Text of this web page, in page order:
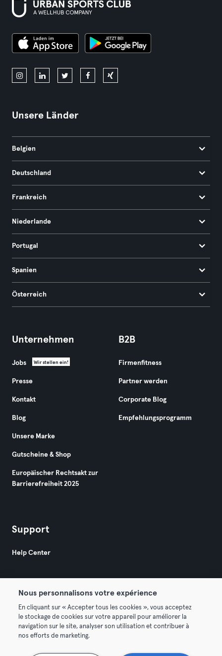
Unsere Länder
Belgien
Deutschland
Frankreich
Niederlande
Portugal
Spanien
Österreich
Unternehmen
Jobs Wir stellen ein!
Presse
Kontakt
Blog
Unsere Marke
Gutscheine & Shop
Europäischer Rechtsakt zur
Barrierefreiheit 2025
B2B
Firmenfitness
Partner werden
Corporate Blog
Empfehlungsprogramm
Support
Help Center
© 2026 Urban Sports Group GmbH. All rights reserved.
AGB Datenschutz
Nous personnalisons votre expérience
En cliquant sur « Accepter tous les cookies », vous acceptez
le stockage de cookies sur votre appareil pour améliorer la
navigation sur le site, analyser son utilisation et contribuer à
nos efforts de marketing.